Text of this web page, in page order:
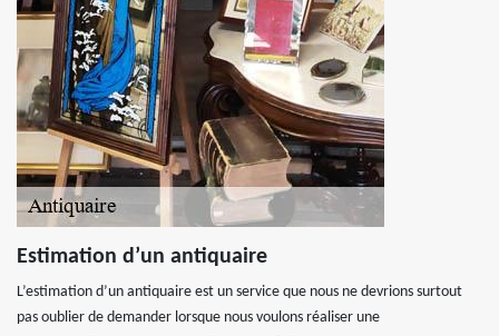
Estimation d’un antiquaire
L’estimation d’un antiquaire est un service que nous ne devrions surtout
pas oublier de demander lorsque nous voulons réaliser une